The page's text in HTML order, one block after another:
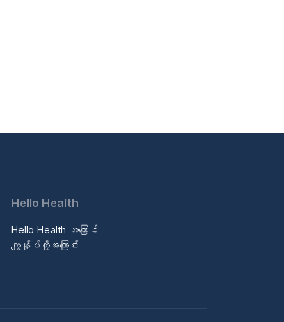
Hello Health
Hello Health အကြောင်း
ကျွန်ုပ်တို့အကြောင်း